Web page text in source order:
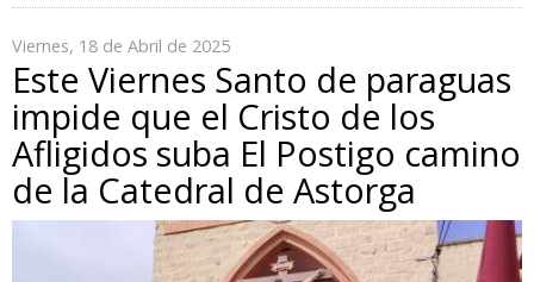
Viernes, 18 de Abril de 2025
Este Viernes Santo de paraguas
impide que el Cristo de los
Afligidos suba El Postigo camino
de la Catedral de Astorga